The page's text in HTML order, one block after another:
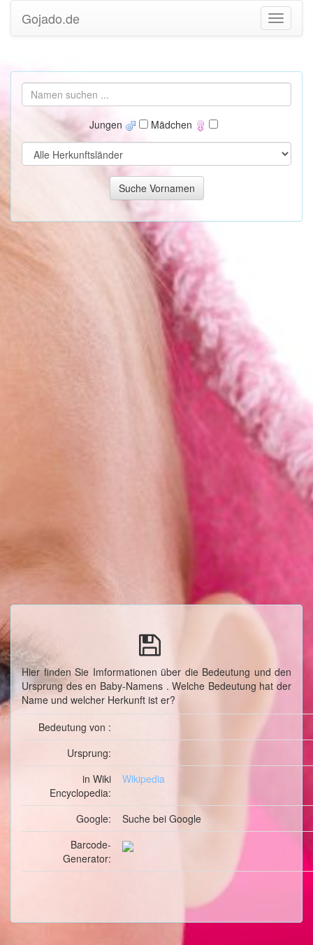
Gojado.de
Jungen Mädchen
Hier finden Sie Imformationen über die Bedeutung und den
Ursprung des en Baby-Namens . Welche Bedeutung hat der
Name und welcher Herkunft ist er?
Bedeutung von :
Ursprung:
in Wiki
Encyclopedia:
Wikipedia
Google: Suche bei Google
Barcode-
Generator: